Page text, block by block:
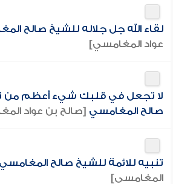
لقاء الله جل جلاله للشيخ صالح
عواد المغامسي]
لا تجعل في قلبك شيء أعظم من
صالح المغامسي [صالح بن عواد
تنبيه للائمة للشيخ صالح المغامسي
المغامسي]